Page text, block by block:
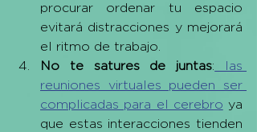
procurar ordenar tu espacio
evitará distracciones y mejorará
el ritmo de trabajo.
No te satures de juntas: las
reuniones virtuales pueden ser
complicadas para el cerebro ya
que estas interacciones tienden